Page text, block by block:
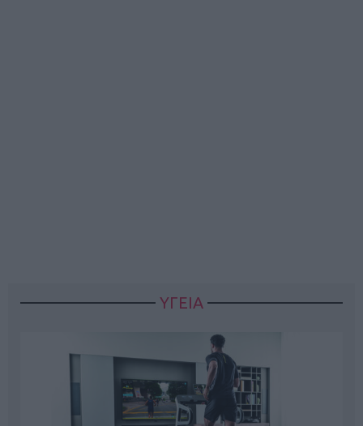
ΥΓΕΙΑ